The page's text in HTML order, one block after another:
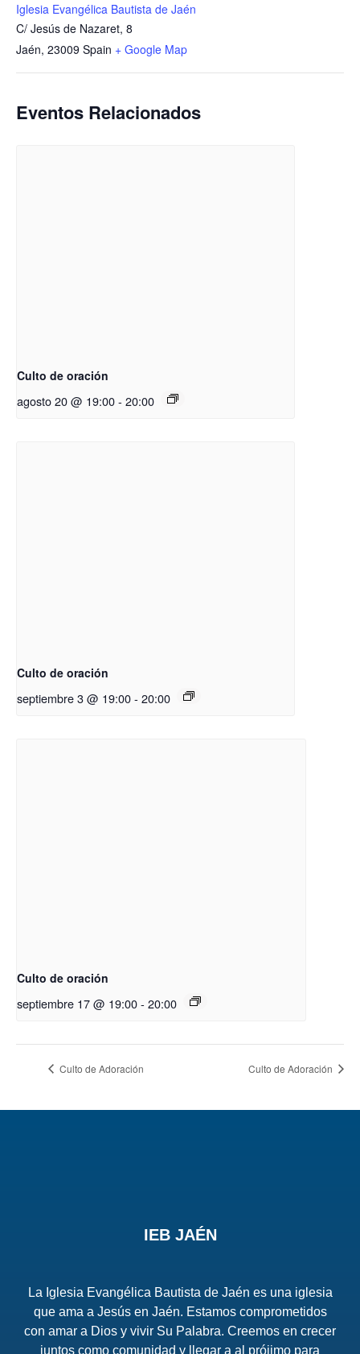
Iglesia Evangélica Bautista de Jaén
C/ Jesús de Nazaret, 8
Jaén, 23009 Spain + Google Map
Eventos Relacionados
Culto de oración
agosto 20 @ 19:00- 20:00
Culto de oración
septiembre 3 @ 19:00- 20:00
Culto de oración
septiembre 17 @ 19:00- 20:00
Culto de Adoración Culto de Adoración
IEB JAÉN
La Iglesia Evangélica Bautista de Jaén es una iglesia
que ama a Jesús en Jaén. Estamos comprometidos
con amar a Dios y vivir Su Palabra. Creemos en crecer
juntos como comunidad y llegar a al prójimo para